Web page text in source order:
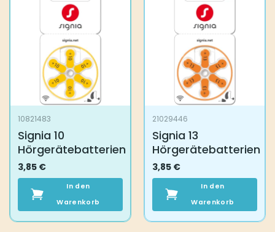
10821483
Signia 10
Hörgerätebatterien
3,85 €
In den
Warenkorb
21029446
Signia 13
Hörgerätebatterien
3,85 €
In den
Warenkorb